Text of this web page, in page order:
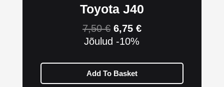
Toyota J40
7,50€ 6,75 €
Jõulud -10%
Add To Basket